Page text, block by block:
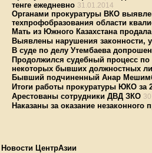
тенге ежедневно 31.01.2014
Органами прокуратуры ВКО
техпрофобразования области
Мать из Южного Казахстана
Выявлены нарушения законности,
В суде по делу Утембаева
Продолжился судебный процесс
некоторых бывших должностных
Бывший подчиненный Анар
Итоги работы прокуратуры ЮКО за
Арестованы сотрудники ДВД ЗКО
Наказаны за оказание
Новости ЦентрАзии